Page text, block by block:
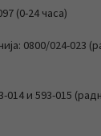
(0-24 часа)
0800/024-023
014 и 593-015